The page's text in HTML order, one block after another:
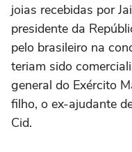
joias recebidas por
presidente da
pelo brasileiro na
teriam sido
general do Exército
filho, o ex-ajudante
Cid.